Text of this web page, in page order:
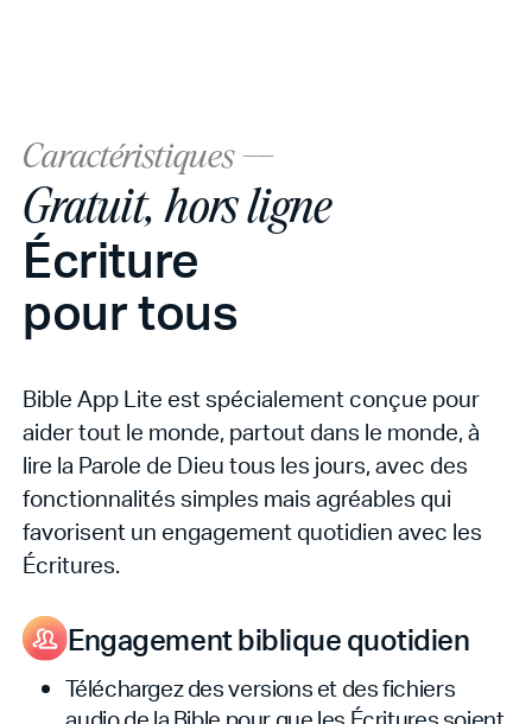
Caractéristiques ---
Gratuit, hors ligne
Écriture
pour tous
Bible App Lite est spécialement conçue pour
aider tout le monde, partout dans le monde, à
lire la Parole de Dieu tous les jours, avec des
fonctionnalités simples mais agréables qui
favorisent un engagement quotidien avec les
Écritures.
Engagement biblique quotidien
Téléchargez des versions et des fichiers